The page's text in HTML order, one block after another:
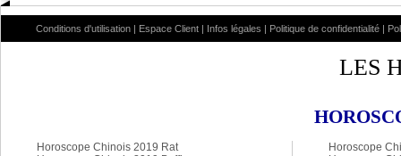
Conditions d'utilisation | Espace Client | Infos légales | Politique de confidentialité |
LES
Horoscope Chinois 2019 Rat
Horoscope